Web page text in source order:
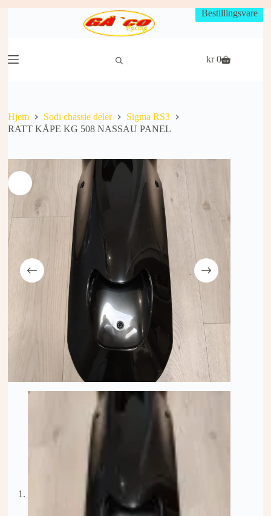
Handlekurv
kr0
Hjem Sodi chassie deler
Sigma RS3
RATT KÅPE KG 508 NASSAU PANEL
Bestillingsvare